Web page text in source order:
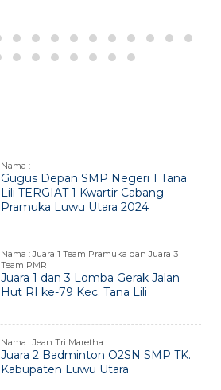
Nama :
Gugus Depan SMP Negeri 1 Tana
Lili TERGIAT 1 Kwartir Cabang
Pramuka Luwu Utara 2024
Nama : Juara 1 Team Pramuka dan Juara 3
Team PMR
Juara 1 dan 3 Lomba Gerak Jalan
Hut RI ke-79 Kec. Tana Lili
Nama : Jean Tri Maretha
Juara 2 Badminton O2SN SMP TK.
Kabupaten Luwu Utara